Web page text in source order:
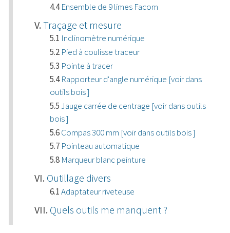
Ensemble de 9 limes Facom
Traçage et mesure
Inclinomètre numérique
Pied à coulisse traceur
Pointe à tracer
Rapporteur d'angle numérique [voir dans
outils bois ]
Jauge carrée de centrage [voir dans outils
bois ]
Compas 300 mm [voir dans outils bois ]
Pointeau automatique
Marqueur blanc peinture
Outillage divers
Adaptateur riveteuse
Quels outils me manquent ?